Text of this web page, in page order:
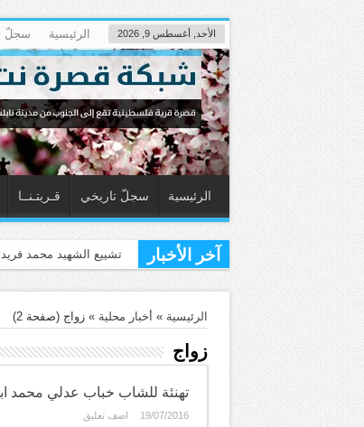
الأحد, أغسطس 9, 2026 الرئيسية سجلّ
الرئيسية سجلّ تاريخي قـريتـنــا
آخر الأخبار قصرة تزفّ الشهيد محمد
الرئيسية » أخبار محلية »زواج (صفحة 2)
زواج
تهنئة للشاب خباب عدلي محمد
19/07/2016 اضف تعليق